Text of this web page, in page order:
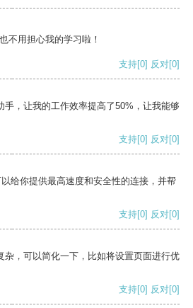
不用担心我的学习啦！
支持[0] 反对[0]
手，让我的工作效率提高了50%，让我能够
支持[0] 反对[0]
给你提供最高速度和安全性的连接，并帮
支持[0] 反对[0]
杂，可以简化一下，比如将设置页面进行优
支持[0] 反对[0]